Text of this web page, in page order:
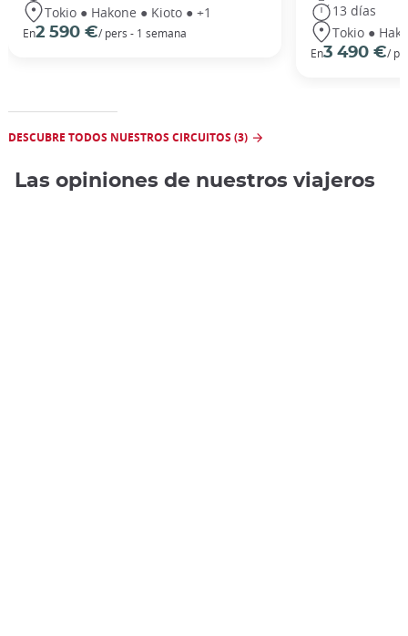
Tokio ● Hakone ● Kioto ● +1
En2 590 €/ pers - 1 semana
13 días
Tokio ●
En3 490 €/
DESCUBRE TODOS NUESTROS CIRCUITOS (3)
Las opiniones de nuestros viajeros